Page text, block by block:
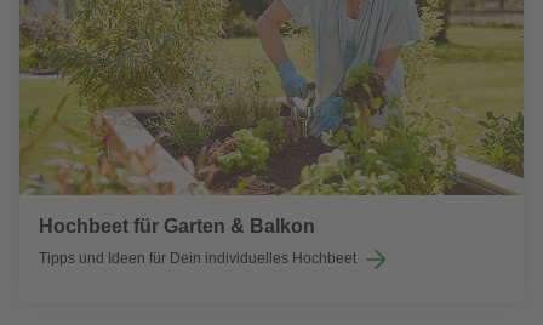
Hochbeet für Garten & Balkon
Tipps und Ideen für Dein individuelles Hochbeet